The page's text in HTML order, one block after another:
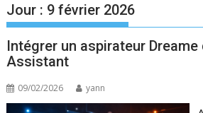
Jour : 9 février 2026
Intégrer un aspirateur
Assistant
09/02/2026 yann